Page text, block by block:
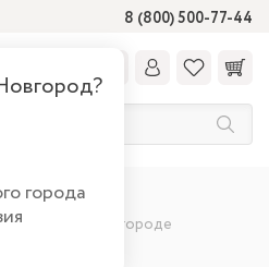
8 (800) 500-77-44
города
Гостиная
в Нижнем Новгороде